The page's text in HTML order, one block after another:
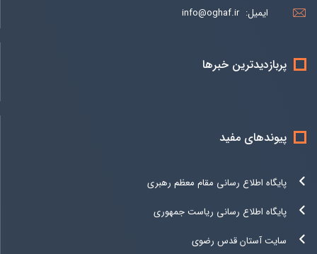
ایمیل: info@oghaf.ir
پربازدیدترین خبرها
پیوندهای مفید
پایگاه اطلاع رسانی مقام معظم رهبری
پایگاه اطلاع رسانی ریاست جمهوری
سایت آستان قدس رضوی